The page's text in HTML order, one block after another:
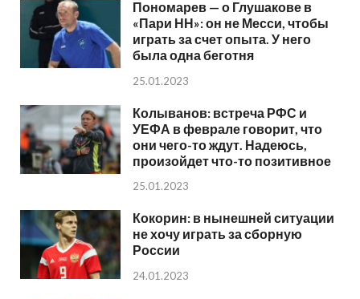
Пономарев — о Глушакове в
«Пари НН»: он не Месси, чтобы
играть за счет опыта. У него
была одна беготня
25.01.2023
Колыванов: встреча РФС и
УЕФА в феврале говорит, что
они чего-то ждут. Надеюсь,
произойдет что-то позитивное
25.01.2023
Кокорин: в нынешней ситуации
не хочу играть за сборную
России
24.01.2023